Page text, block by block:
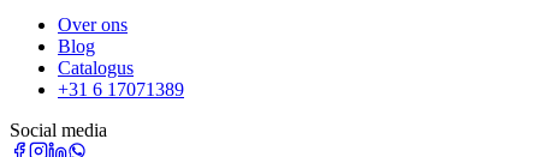
Over ons
Blog
Catalogus
+31 6 17071389
Social media